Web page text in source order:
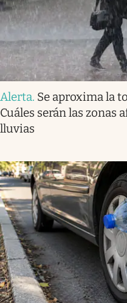
Alerta. Se aproxima la
Cuáles serán las zonas
lluvias